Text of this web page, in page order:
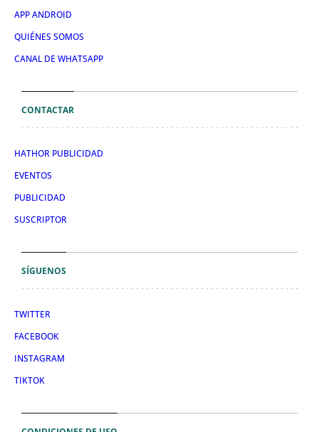
APP ANDROID
QUIÉNES SOMOS
CANAL DE WHATSAPP
CONTACTAR
HATHOR PUBLICIDAD
EVENTOS
PUBLICIDAD
SUSCRIPTOR
SÍGUENOS
TWITTER
FACEBOOK
INSTAGRAM
TIKTOK